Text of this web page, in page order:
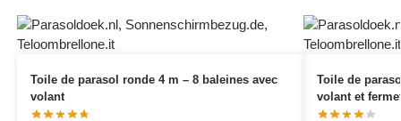
Toile de parasol ronde 4 m – 8 baleines avec
volant
Toile de
volant et